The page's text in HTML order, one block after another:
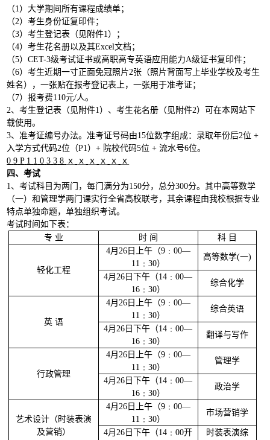
（1）大学期间所有课程成绩单；
（2）考生身份证复印件；
（3）考生登记表（见附件1）；
（4）考生花名册以及其Excel文档；
（5）CET-3级考试证书或高职高专英语应用能力A级证书复印件；
（6）考生近期一寸正面免冠照片2张（照片背面写上毕业学校及考生
姓名），一张贴在报考登记表上，一张用于准考证；
（7）报考费110元/人。
2、考生登记表（见附件1）、考生花名册（见附件2）可在本网站下
载使用。
3、准考证编号办法。准考证号码由15位数字组成：录取年份后2位 +
入学方式代码2位（P1）+ 院校代码5位 +流水号6位。
0 9 P 1 1 0 3 3 8 ｘ ｘ ｘ ｘ ｘ
ｘ
四、考试
1、考试科目为两门，每门满分为150分，总分300分。其中高等数学
（一）和管理学两门课实行全省高校联考，其余课程由我校根据专业
特点单独命题，单独组织考试。
考试时间如下表：
专 业 时 间 科 目
轻化工程
4月 26日 上午（9﹕ 00—
11 ﹕ 30）
高等数学(一)
4月26 日 下午（14 ﹕00—
16﹕ 30）
综合化学
英 语
4月 26日 上午（9﹕ 00—
11 ﹕ 30）
综合英语
4月26 日 下午（14 ﹕00—
16﹕ 30）
翻译与写作
行政管理
4月 26日 上午（9﹕ 00—
11 ﹕ 30）
管理学
4月26 日 下午（14 ﹕00—
16﹕ 30）
政治学
艺术设计（时装表演
及营销）
4月 26日 上午（9﹕ 00—
11 ﹕ 30）
市场营销学
4月26 日 下午（14 ﹕00开
时装表演综